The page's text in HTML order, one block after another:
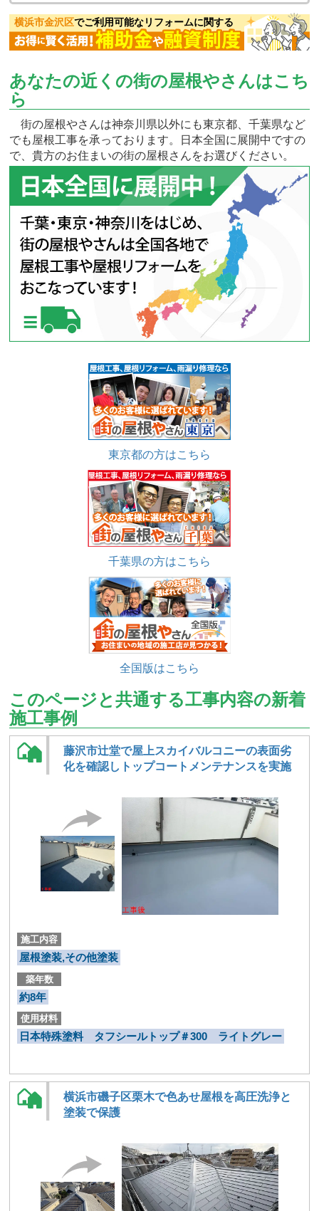
横浜市金沢区でご利用可能なリフォームに関する
あなたの近くの街の屋根やさんはこち
ら
街の屋根やさんは神奈川県以外にも東京都、千葉県など
でも屋根工事を承っております。日本全国に展開中ですの
で、貴方のお住まいの街の屋根さんをお選びください。
東京都の方はこちら
千葉県の方はこちら
全国版はこちら
このページと共通する工事内容の新着
施工事例
藤沢市辻堂で屋上スカイバルコニーの表面劣
化を確認しトップコートメンテナンスを実施
施工内容
屋根塗装,その他塗装
築年数
約8年
使用材料
日本特殊塗料 タフシールトップ＃300 ライトグレー
横浜市磯子区栗木で色あせ屋根を高圧洗浄と
塗装で保護